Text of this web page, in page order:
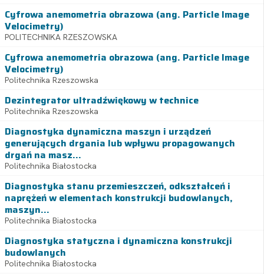
Cyfrowa anemometria obrazowa (ang. Particle Image
Velocimetry)
POLITECHNIKA RZESZOWSKA
Cyfrowa anemometria obrazowa (ang. Particle Image
Velocimetry)
Politechnika Rzeszowska
Dezintegrator ultradźwiękowy w technice
Politechnika Rzeszowska
Diagnostyka dynamiczna maszyn i urządzeń
generujących drgania lub wpływu propagowanych
drgań na masz...
Politechnika Białostocka
Diagnostyka stanu przemieszczeń, odkształceń i
naprężeń w elementach konstrukcji budowlanych,
maszyn...
Politechnika Białostocka
Diagnostyka statyczna i dynamiczna konstrukcji
budowlanych
Politechnika Białostocka